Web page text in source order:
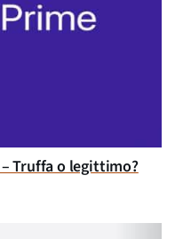
Truffa o legittimo?